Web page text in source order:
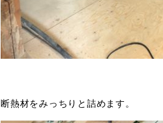
断熱材をみっちりと詰めます。